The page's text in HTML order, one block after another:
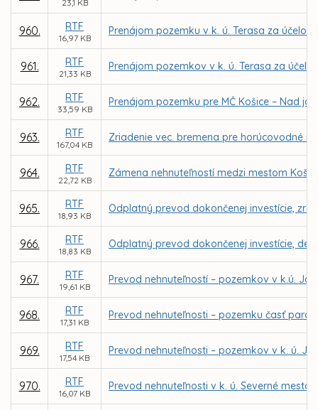
23,1 KB
960. RTF
16,97 KB
Prenájom pozemku v k. ú. Terasa za
961. RTF
21,33 KB
Prenájom pozemkov v k. ú. Terasa za
962. RTF
33,59 KB
Prenájom pozemku pre MČ Košice – Nad
963. RTF
167,04 KB
Zriadenie vec. bremena pre horúcovodné
964. RTF
22,72 KB
Zámena nehnuteľností medzi mestom
965. RTF
18,93 KB
Odplatný prevod dokončenej investície,
966. RTF
18,83 KB
Odplatný prevod dokončenej investície,
967. RTF
19,61 KB
Prevod nehnuteľností – pozemkov v k.ú.
968. RTF
17,31 KB
Prevod nehnuteľnosti – pozemku časť parc.
969. RTF
17,54 KB
Prevod nehnuteľnosti – pozemkov v k. ú.
970. RTF
16,07 KB
Prevod nehnuteľnosti v k. ú. Severné mesto